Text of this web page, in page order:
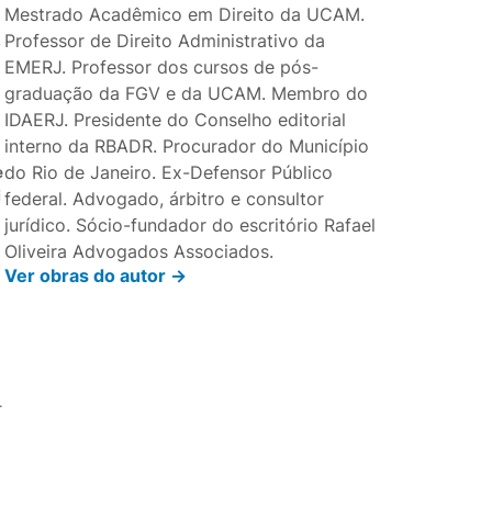
Mestrado Acadêmico em Direito da UCAM.
Professor de Direito Administrativo da
EMERJ. Professor dos cursos de pós-
graduação da FGV e da UCAM. Membro do
IDAERJ. Presidente do Conselho editorial
interno da RBADR. Procurador do Município
do Rio de Janeiro. Ex-Defensor Público
federal. Advogado, árbitro e consultor
jurídico. Sócio-fundador do escritório Rafael
Oliveira Advogados Associados.
Ver obras do autor ->